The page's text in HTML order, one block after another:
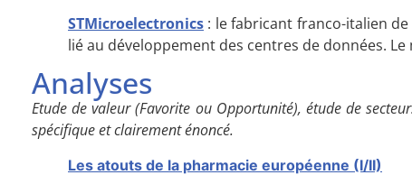
STMicroelectronics : le fabricant franco-italien
lié au développement des centres de données.
Analyses
Etude de valeur (Favorite ou Opportunité), étude de
spécifique et clairement énoncé.
Les atouts de la pharmacie européenne (I/II)